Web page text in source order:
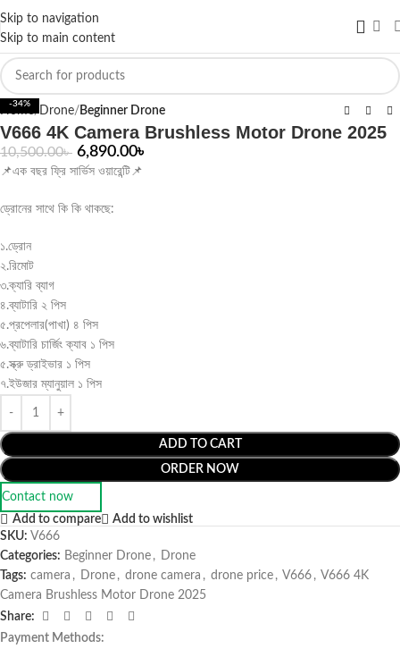
Skip to navigation
Skip to main content
-34%
Home Drone Beginner Drone
V666 4K Camera Brushless Motor Drone 2025
10,500.00৳ 6,890.00৳
📌এক বছর ফ্রি সার্ভিস ওয়ারেন্টি📌
ড্রোনের সাথে কি কি থাকছে:
১.ড্রোন
২.রিমোট
৩.ক্যারি ব্যাগ
৪.ব্যাটারি ২ পিস
৫.প্রপেলার(পাখা) ৪ পিস
৬.ব্যাটারি চার্জিং ক্যাব ১ পিস
৫.স্ক্রু ড্রাইভার ১ পিস
৭.ইউজার ম্যানুয়াল ১ পিস
ADD TO CART
ORDER NOW
Contact now
Add to compare
Add to wishlist
SKU: V666
Categories: Beginner Drone , Drone
Tags: camera , Drone , drone camera , drone price , V666 , V666 4K
Camera Brushless Motor Drone 2025
Share:
Payment Methods: